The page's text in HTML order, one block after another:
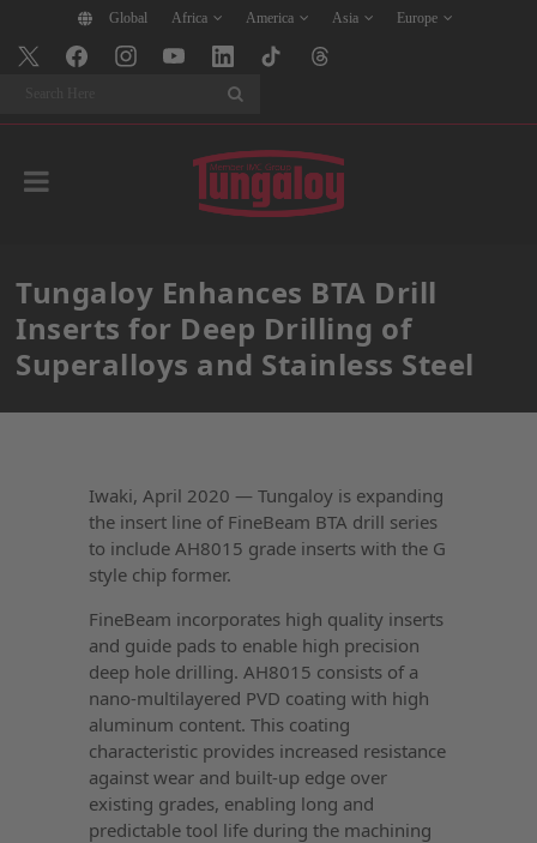
Global Africa America Asia Europe
Tungaloy Enhances BTA Drill
Inserts for Deep Drilling of
Superalloys and Stainless Steel
Iwaki, April 2020 — Tungaloy is expanding
the insert line of FineBeam BTA drill series
to include AH8015 grade inserts with the G
style chip former.
FineBeam incorporates high quality inserts
and guide pads to enable high precision
deep hole drilling. AH8015 consists of a
nano-multilayered PVD coating with high
aluminum content. This coating
characteristic provides increased resistance
against wear and built-up edge over
existing grades, enabling long and
predictable tool life during the machining